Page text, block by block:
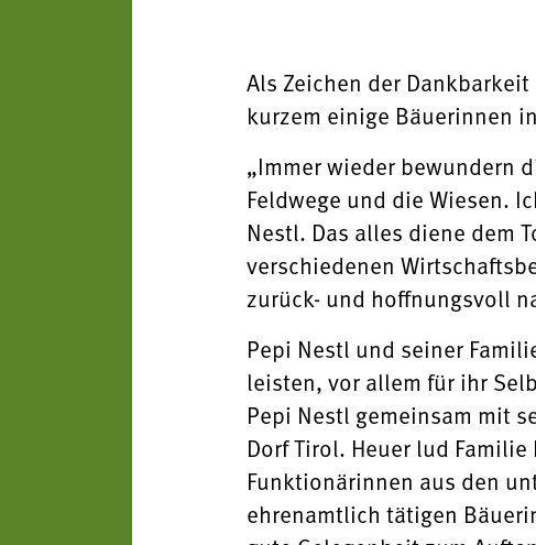
Als Zeichen der
kurzem einige Bäuerinnen
„Immer wieder bewundern
Feldwege und die Wiesen.
Nestl. Das alles diene dem
verschiedenen
zurück- und hoffnungsvoll
Pepi Nestl und seiner
leisten, vor allem für ihr
Pepi Nestl gemeinsam mit
Dorf Tirol. Heuer lud
Funktionärinnen aus den
ehrenamtlich tätigen